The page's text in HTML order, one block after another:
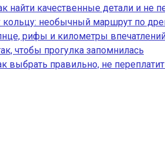
найти качественные детали и не
необычный маршрут по
рифы и километры
чтобы прогулка запомнилась
выбрать правильно, не